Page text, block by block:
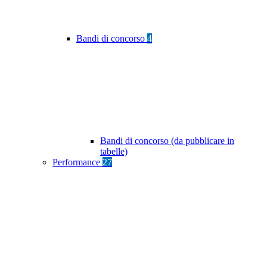
Bandi di concorso 4
Bandi di concorso (da pubblicare in
tabelle)
Performance 27